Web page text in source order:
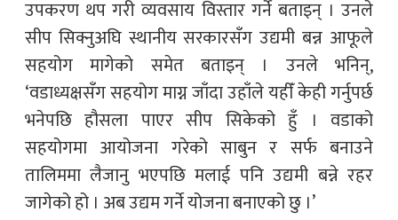
उपकरण थप गरी व्यवसाय विस्तार गर्ने बताइन् । उनले
सीप सिक्नुअघि स्थानीय सरकारसँग उद्यमी बन्न आफूले
सहयोग मागेको समेत बताइन् । उनले भनिन्,
‘वडाध्यक्षसँग सहयोग माग्न जाँदा उहाँले यहीँ केही गर्नुपर्छ
भनेपछि हौसला पाएर सीप सिकेको हुँ । वडाको
सहयोगमा आयोजना गरेको साबुन र सर्फ बनाउने
तालिममा लैजानु भएपछि मलाई पनि उद्यमी बन्ने रहर
जागेको हो । अब उद्यम गर्ने योजना बनाएको छु ।’